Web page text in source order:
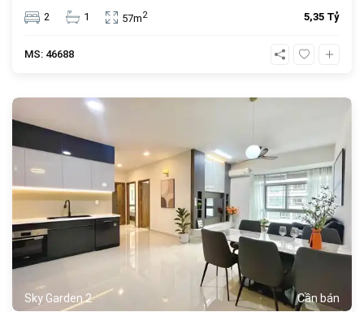
đồng, đây là lựa chọn an cư lý tưởng hoặc đầu tư cho
thuê sinh lời cao trong cộng đồng văn minh.
2 1 57m2 5,35 Tỷ
MS: 46688
Sky Garden 2 Cần bán